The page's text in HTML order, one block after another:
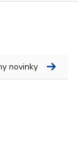
novinky